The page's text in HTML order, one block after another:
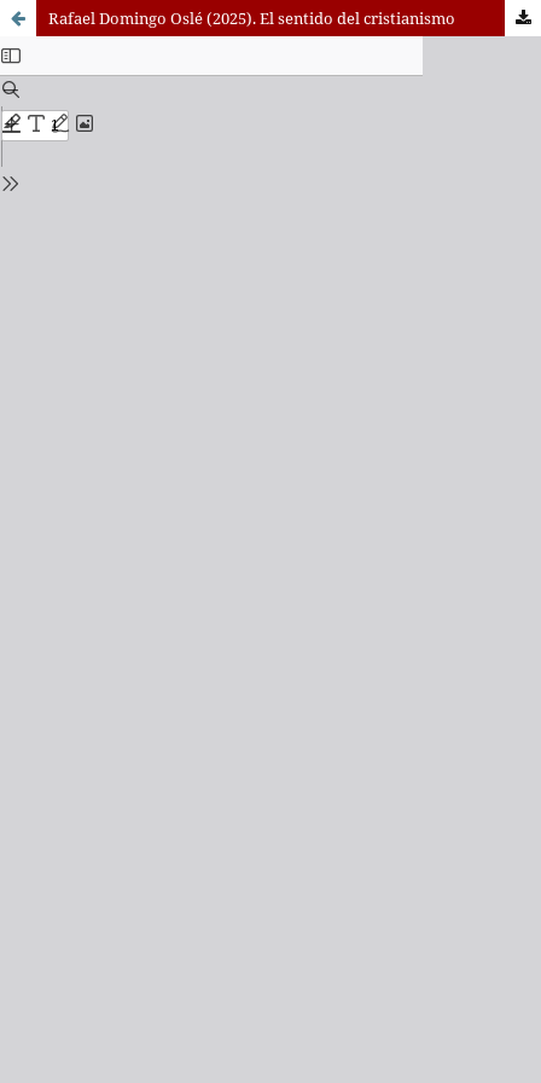
Rafael Domingo Oslé (2025). El sentido del cristianismo